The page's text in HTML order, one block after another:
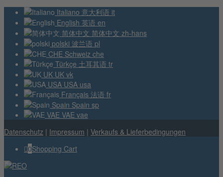
Italiano 意大利语 it
English 英语 en
简体中文 简体中文 zh-hans
polski 波兰语 pl
CHE Schweiz che
Türkçe 土耳其语 tr
UK UK vk
USA USA usa
Français 法语 fr
Spain Spain sp
VAE VAE vae
Datenschutz | Impressum | Verkaufs & Lieferbedingungen
0Shopping Cart